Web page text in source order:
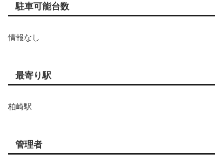
駐車可能台数
情報なし
最寄り駅
柏崎駅
管理者